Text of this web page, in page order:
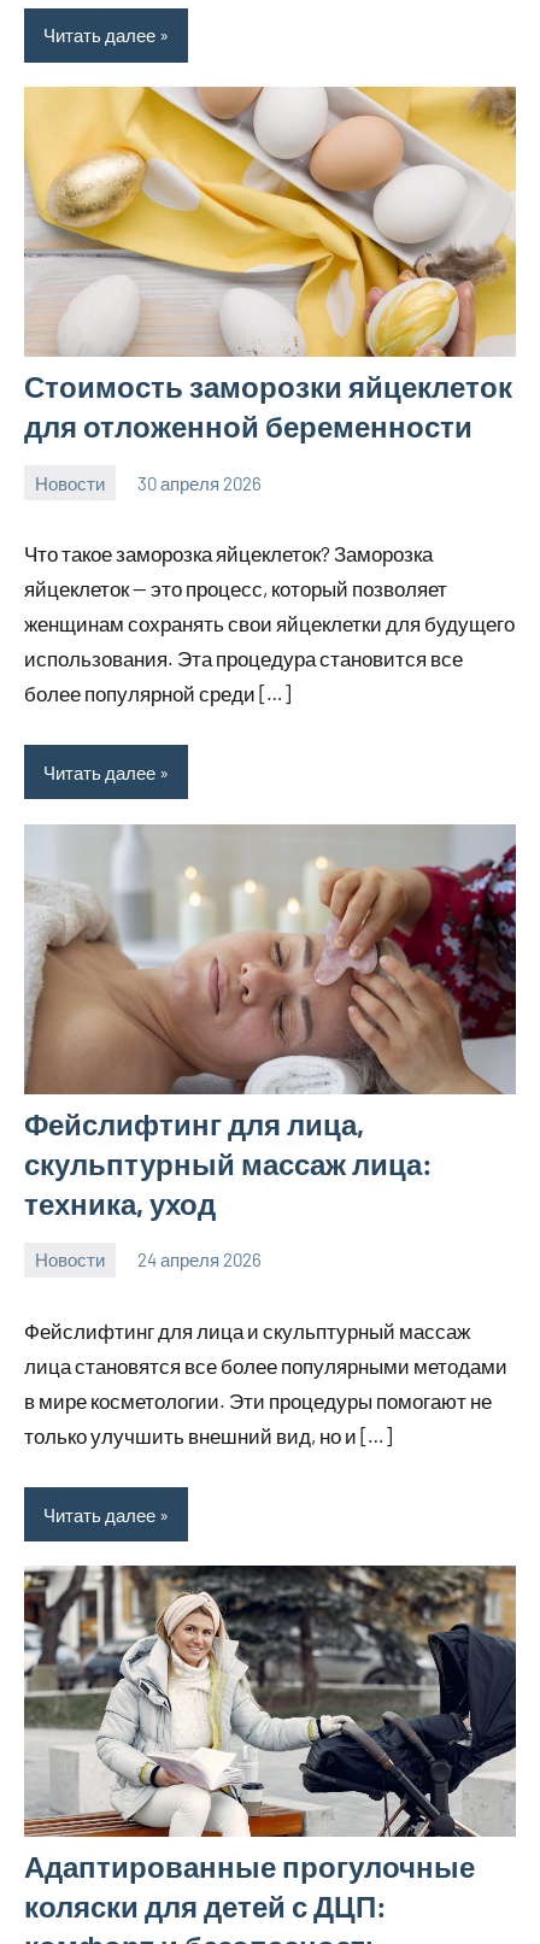
Читать далее
Стоимость заморозки яйцеклеток
для отложенной беременности
Новости 30 апреля 2026
Что такое заморозка яйцеклеток? Заморозка
яйцеклеток — это процесс, который позволяет
женщинам сохранять свои яйцеклетки для будущего
использования. Эта процедура становится все
более популярной среди […]
Читать далее
Фейслифтинг для лица,
скульптурный массаж лица:
техника, уход
Новости 24 апреля 2026
Фейслифтинг для лица и скульптурный массаж
лица становятся все более популярными методами
в мире косметологии. Эти процедуры помогают не
только улучшить внешний вид, но и […]
Читать далее
Адаптированные прогулочные
коляски для детей с ДЦП: